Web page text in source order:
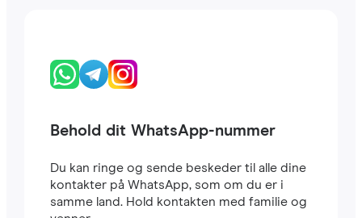
Behold dit WhatsApp-nummer
Du kan ringe og sende beskeder til alle dine
kontakter på WhatsApp, som om du er i
samme land. Hold kontakten med familie og